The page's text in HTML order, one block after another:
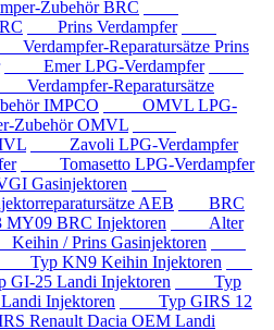
Zubehör BRC
Prins Verdampfer
Reparatursätze Prins
Emer LPG-Verdampfer
Reparatursätze
IMPCO
OMVL LPG-
OMVL
Zavoli LPG-Verdampfer
Tomasetto LPG-Verdampfer
Gasinjektoren
AEB
BRC
BRC Injektoren
Alter
/ Prins Gasinjektoren
Typ KN9 Keihin Injektoren
25 Landi Injektoren
Typ
Injektoren
Typ GIRS 12
Renault Dacia OEM Landi